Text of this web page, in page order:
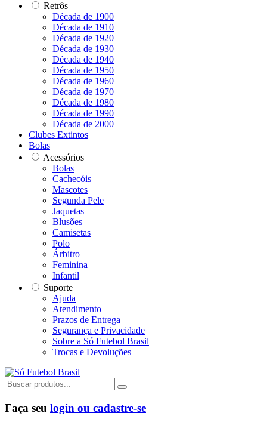
Retrôs
Década de 1900
Década de 1910
Década de 1920
Década de 1930
Década de 1940
Década de 1950
Década de 1960
Década de 1970
Década de 1980
Década de 1990
Década de 2000
Clubes Extintos
Bolas
Acessórios
Bolas
Cachecóis
Mascotes
Segunda Pele
Jaquetas
Blusões
Camisetas
Polo
Árbitro
Feminina
Infantil
Suporte
Ajuda
Atendimento
Prazos de Entrega
Segurança e Privacidade
Sobre a Só Futebol Brasil
Trocas e Devoluções
Faça seu login ou cadastre-se